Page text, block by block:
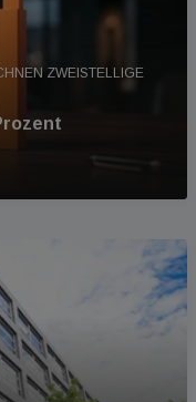
ZWEISTELLIGE